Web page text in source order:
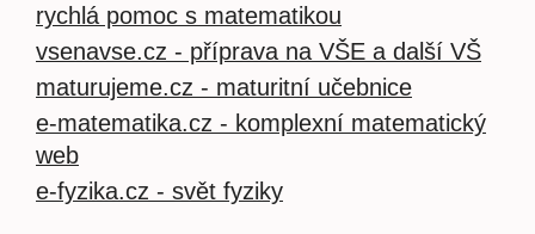
rychlá pomoc s matematikou
vsenavse.cz - příprava na VŠE a další VŠ
maturujeme.cz - maturitní učebnice
e-matematika.cz - komplexní matematický
web
e-fyzika.cz - svět fyziky